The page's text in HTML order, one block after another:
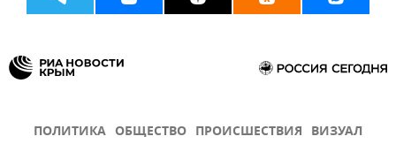
ПОЛИТИКА ОБЩЕСТВО ПРОИСШЕСТВИЯ ВИЗУАЛ